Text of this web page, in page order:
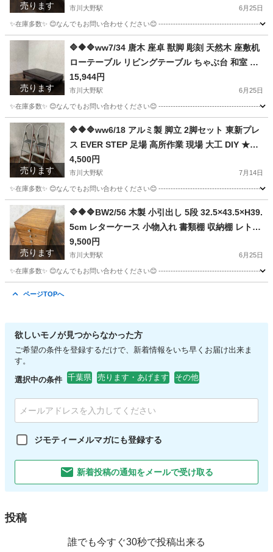
売ります 市川大野駅 6月25日
✨在庫多数✨ 😊なんでもお問い合わせください😊
千葉 市川市 市川大野駅 キッチン家電
売ります
🔷🔶🔷ww7/34 唐木 座卓 獣脚 彫刻 天然木 座敷机
ローテーブル リビングテーブル ちゃぶ台 和室 ★
直接引取歓迎◎🔷🔶🔷
15,944円
市川大野駅 6月25日
✨在庫多数✨ 😊なんでもお問い合わせください😊
千葉 市川市 市川大野駅
売ります
🔷🔶🔷ww6/18 アルミ製 脚立 2脚セット 東新プレ
ス EVER STEP 足場 高所作業 現場 大工 DIY ★直
接引取限定◎🔷🔶🔷
4,500円
市川大野駅 7月14日
✨在庫多数✨ 😊なんでもお問い合わせください😊
千葉 市川市 市川大野駅 その他 足場
売ります
🔷🔶🔷BW2/56 木製 小引出し 5段 32.5×43.5×H39.
5cm レターケース 小物入れ 書類棚 収納棚 レトロ
ヴィンテージ 古民家◇🔷🔶🔷
9,500円
市川大野駅 6月25日
✨在庫多数✨ 😊なんでもお問い合わせください😊
ページTOPへ
欲しいモノが見つからなかった方
ご希望の条件を登録するだけで、新着情報をいち早くお届け出来ま
す。
選択中の条件 千葉県 売ります・あげます その他
ジモティーメルマガにも登録する
新着投稿の通知をメールで受け取る
投稿
誰でも今すぐ30秒で投稿出来る